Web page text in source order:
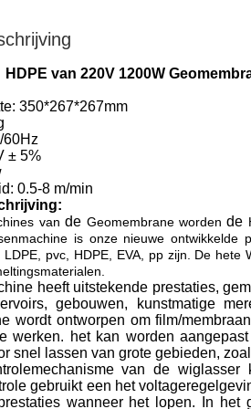
HDPE van 220V 1200W
350*267*267mm
60Hz
± 5%
0.5-8 m/min
van de Geomembrane worden de
is onze nieuwe
LDPE, pvc, HDPE, EVA, pp zijn. De
heeft uitstekende prestaties,
gebouwen, kunstmatige
wordt ontworpen om film/
werken. het kan worden
snel lassen van grote gebieden,
van de wiglasser
gebruikt een het
wanneer het lopen. In